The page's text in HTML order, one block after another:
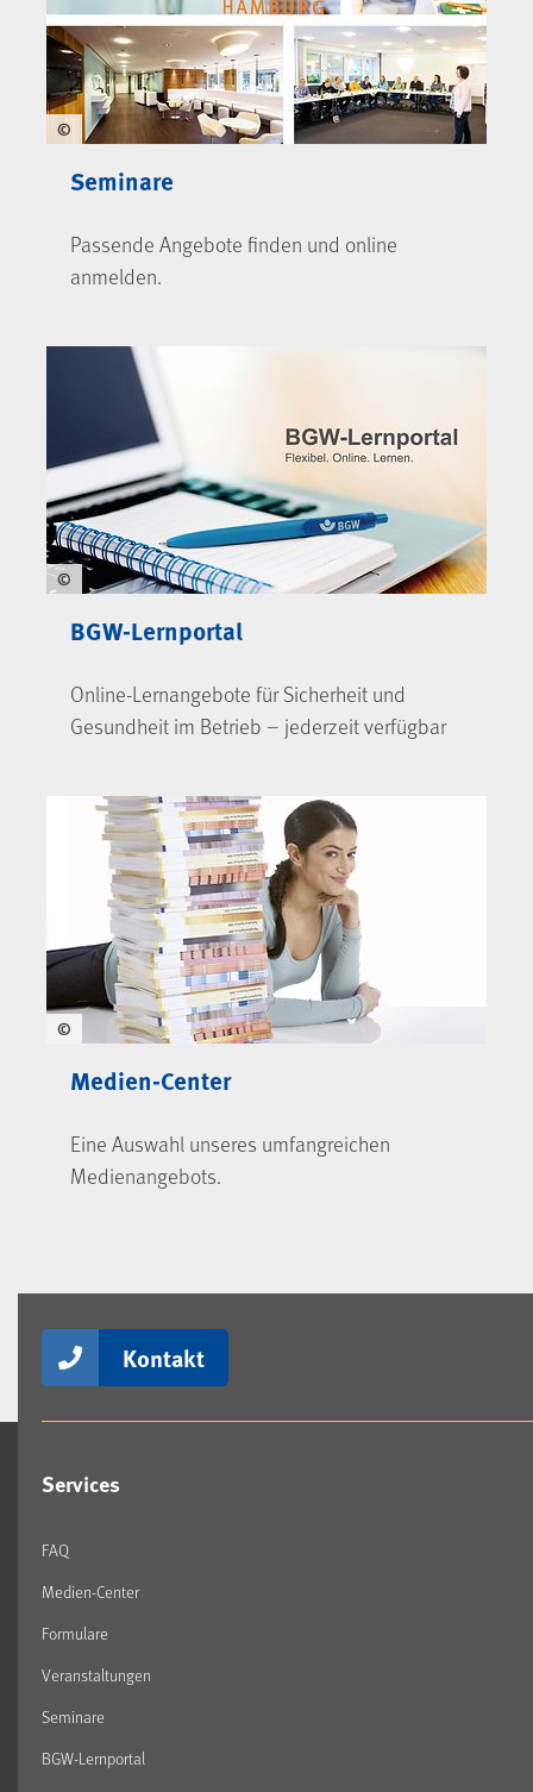
©
Seminare
Passende Angebote finden und online
anmelden.
©
BGW-Lernportal
Online-Lernangebote für Sicherheit und
Gesundheit im Betrieb – jederzeit verfügbar
©
Medien-Center
Eine Auswahl unseres umfangreichen
Medienangebots.
Kontakt
Services
FAQ
Medien-Center
Formulare
Veranstaltungen
Seminare
BGW-Lernportal